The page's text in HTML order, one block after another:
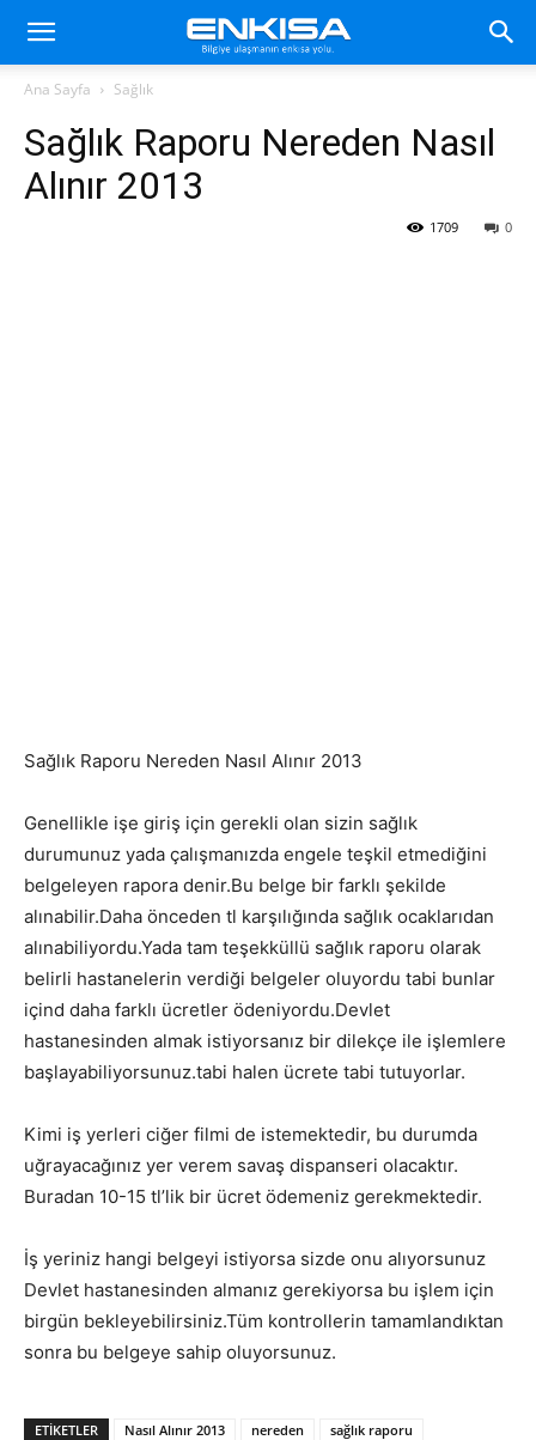
Ana Sayfa Sağlık
Sağlık Raporu Nereden Nasıl
Alınır 2013
0
1709
Sağlık Raporu Nereden Nasıl Alınır 2013
Genellikle işe giriş için gerekli olan sizin sağlık
durumunuz yada çalışmanızda engele teşkil etmediğini
belgeleyen rapora denir.Bu belge bir farklı şekilde
alınabilir.Daha önceden tl karşılığında sağlık ocaklarıdan
alınabiliyordu.Yada tam teşekküllü sağlık raporu olarak
belirli hastanelerin verdiği belgeler oluyordu tabi bunlar
içind daha farklı ücretler ödeniyordu.Devlet
hastanesinden almak istiyorsanız bir dilekçe ile işlemlere
başlayabiliyorsunuz.tabi halen ücrete tabi tutuyorlar.
Kimi iş yerleri ciğer filmi de istemektedir, bu durumda
uğrayacağınız yer verem savaş dispanseri olacaktır.
Buradan 10-15 tl’lik bir ücret ödemeniz gerekmektedir.
İş yeriniz hangi belgeyi istiyorsa sizde onu alıyorsunuz
Devlet hastanesinden almanız gerekiyorsa bu işlem için
birgün bekleyebilirsiniz.Tüm kontrollerin tamamlandıktan
sonra bu belgeye sahip oluyorsunuz.
ETIKETLER Nasıl Alınır 2013 nereden
sağlık raporu